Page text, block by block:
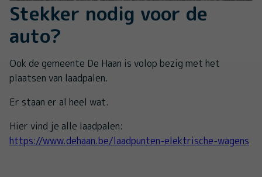
Stekker nodig voor de
auto?
Ook de gemeente De Haan is volop bezig met het
plaatsen van laadpalen.
Er staan er al heel wat.
Hier vind je alle laadpalen:
https://www.dehaan.be/laadpunten-elektrische-wagens